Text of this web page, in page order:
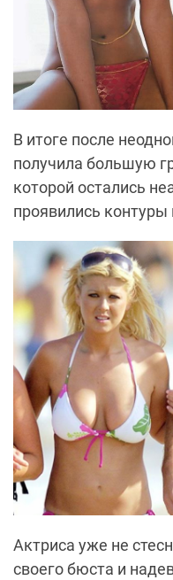
В итоге после
получила большую
которой остались
проявились контуры
Актриса уже не
своего бюста и